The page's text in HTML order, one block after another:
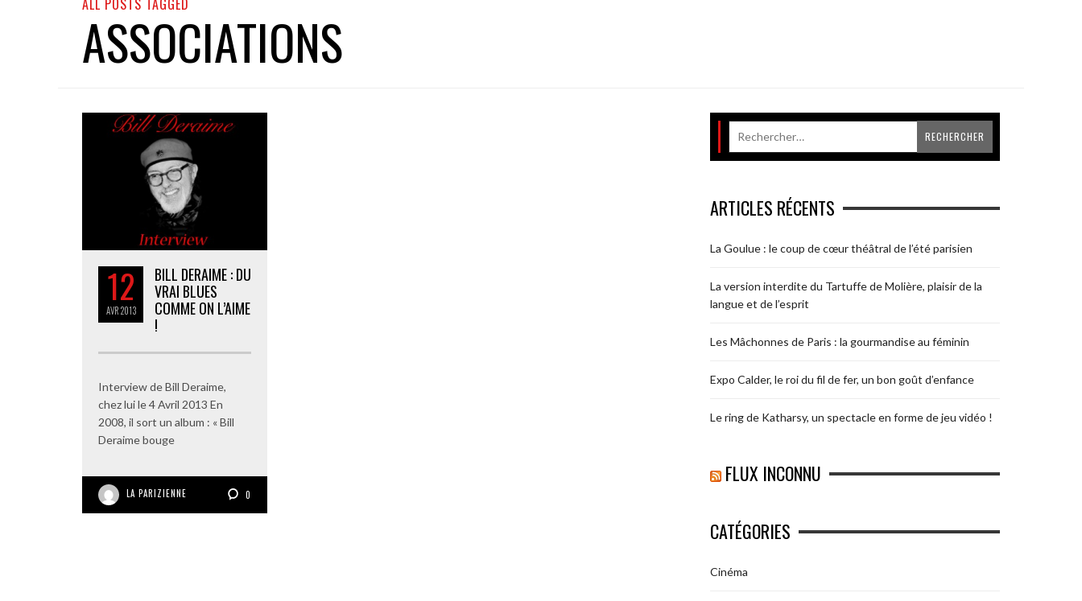
ALL POSTS TAGGED
ASSOCIATIONS
12
AVR2013
BILL DERAIME : DU
VRAI BLUES
COMME ON L’AIME
!
Interview de Bill Deraime,
chez lui le 4 Avril 2013 En
2008, il sort un album : « Bill
Deraime bouge
LA PARIZIENNE 0
ARTICLES RÉCENTS
La Goulue : le coup de cœur théâtral de l’été parisien
La version interdite du Tartuffe de Molière, plaisir de la
langue et de l’esprit
Les Mâchonnes de Paris : la gourmandise au féminin
Expo Calder, le roi du fil de fer, un bon goût d’enfance
Le ring de Katharsy, un spectacle en forme de jeu vidéo !
FLUX INCONNU
CATÉGORIES
Cinéma